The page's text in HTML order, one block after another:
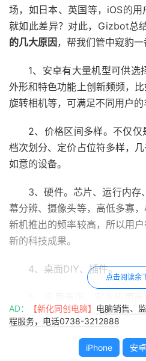
场，如日本、英国等，iOS的
就如此差异？对此，Gizbot总
的几大原因 ，帮我们管中窥豹一
1、安卓有大量机型可供选
外形和特色功能上创新频频，比
旋转相机等，可满足不同用户的
2、价格区间多样。不仅
档次划分、定价占位符多样，
如意的设备。
3、硬件。芯片、运行内存
幕分辨、摄像头等，高低多寡
新机推出的频率较高，所以用
新的科技成果。
4、桌面DIY、插件。
友好，无论是界面、更新体验
如此。
6、多任务。安卓的真后
点击阅读余
AD： 【新化同创电脑】 电脑销售、
程服务，电话0738-3212888
iPhone 安卓